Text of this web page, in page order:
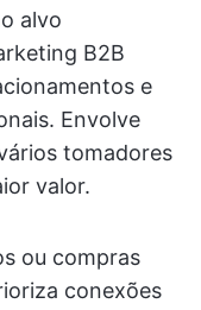
alvo
B2B
e
Envolve
tomadores
valor.
ou compras
conexões